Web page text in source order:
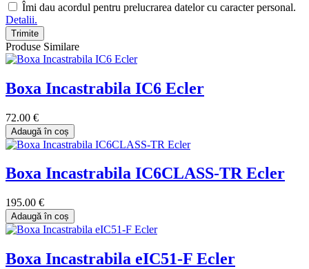
Îmi dau acordul pentru prelucrarea datelor cu caracter personal.
Detalii.
Trimite
Produse Similare
Boxa Incastrabila IC6 Ecler
72.00 €
Adaugă în coș
Boxa Incastrabila IC6CLASS-TR Ecler
195.00 €
Adaugă în coș
Boxa Incastrabila eIC51-F Ecler